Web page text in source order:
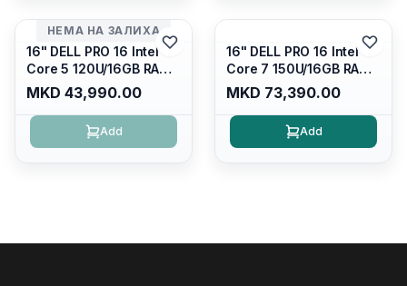
4/RJ45/PB14250
НЕМА НА ЗАЛИХА
16" DELL PRO 16 Intel
Core 5 120U/16GB RAM
DDR5 5600mhz/ 512 GB
SSD M.2 Nvme/fullhd+
(16:10) Ips/bt/backlit
Kb/thunderbolt
MKD 43,990.00
Add
16" DELL PRO 16 Intel
Core 7 150U/16GB RAM
DDR5 5600mhz/ 512 GB
SSD M.2 Nvme
(2230)/FULLHD+ (16:10)
Ips/bt/backlit
MKD 73,390.00
Add